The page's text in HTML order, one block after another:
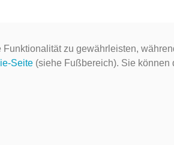
zu gewährleisten,
Seite (siehe Fußbereich). Sie